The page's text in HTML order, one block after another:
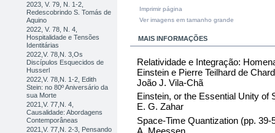
2023, V. 79, N. 1-2,
Redescobrindo S. Tomás de
Aquino
2022, V. 78, N. 4,
Hospitalidade e Tensões
Identitárias
2022,V. 78,N. 3,Os
Discípulos Esquecidos de
Husserl
2022,V. 78,N. 1-2, Edith
Stein: no 80º Aniversário da
sua Morte
2021,V. 77,N. 4,
Causalidade: Abordagens
Contemporâneas
2021,V. 77,N. 2-3, Pensando
Imprimir página
Ver imagens em tamanho grande
MAIS INFORMAÇÕES
Relatividade e Integração:
Einstein e Pierre Teilhard de
João J. Vila-Chã
Einstein, or the Essential Unity
E. G. Zahar
Space-Time Quantization (pp.
A. Meessen